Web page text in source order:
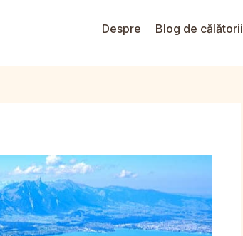
Despre Blog de călătorii